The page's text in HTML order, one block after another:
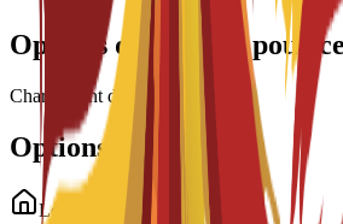
Options de bourses pour
Chargement des bourses...
Options de logement
Logement étudiant